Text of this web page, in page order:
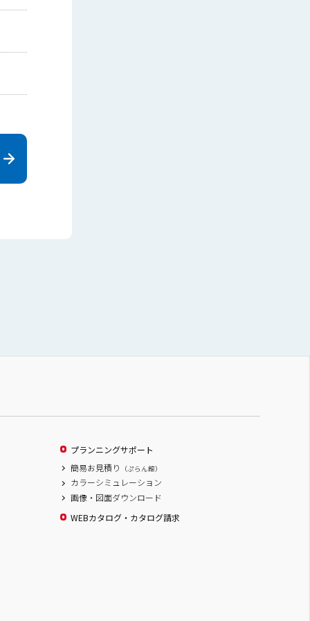
プランニングサポート
簡易お見積り
（ぷらん館）
カラーシミュレーション
画像・図面ダウンロード
WEBカタログ・カタログ請求